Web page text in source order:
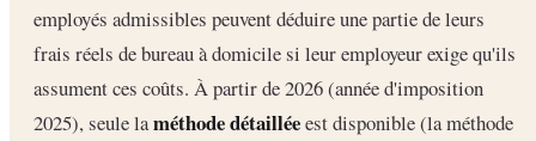
employés admissibles peuvent déduire une partie de leurs
frais réels de bureau à domicile si leur employeur exige qu'ils
assument ces coûts. À partir de 2026 (année d'imposition
2025), seule laméthode détailléeest disponible (la méthode